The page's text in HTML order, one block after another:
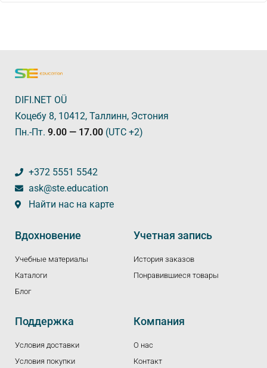
DIFI.NET OÜ
Коцебу 8, 10412, Таллинн, Эстония
Пн.-Пт. 9.00 — 17.00 (UTC +2)
+372 5551 5542
ask@ste.education
Найти нас на карте
Вдохновение
Учебные материалы
Каталоги
Блог
Учетная запись
История заказов
Понравившиеся товары
Поддержка
Условия доставки
Условия покупки
Компания
О нас
Контакт